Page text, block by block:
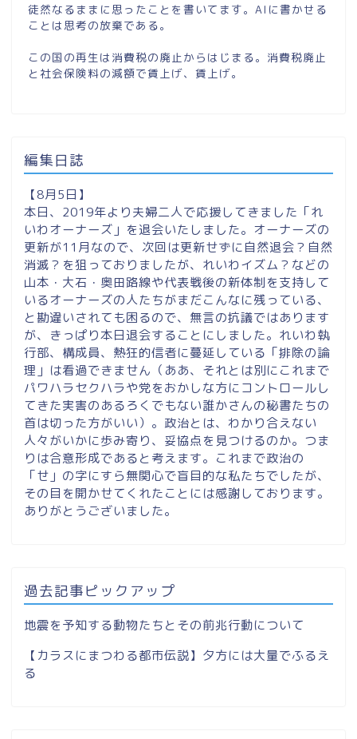
徒然なるままに思ったことを書いてます。AIに書かせる
ことは思考の放棄である。
この国の再生は消費税の廃止からはじまる。消費税廃止
と社会保険料の減額で賃上げ、賃上げ。
編集日誌
【8月5日】
本日、2019年より夫婦二人で応援してきました「れ
いわオーナーズ」を退会いたしました。オーナーズの
更新が11月なので、次回は更新せずに自然退会？自然
消滅？を狙っておりましたが、れいわイズム？などの
山本・大石・奥田路線や代表戦後の新体制を支持して
いるオーナーズの人たちがまだこんなに残っている、
と勘違いされても困るので、無言の抗議ではあります
が、きっぱり本日退会することにしました。れいわ執
行部、構成員、熱狂的信者に蔓延している「排除の論
理」は看過できません（ああ、それとは別にこれまで
パワハラセクハラや党をおかしな方にコントロールし
てきた実害のあるろくでもない誰かさんの秘書たちの
首は切った方がいい）。政治とは、わかり合えない
人々がいかに歩み寄り、妥協点を見つけるのか。つま
りは合意形成であると考えます。これまで政治の
「せ」の字にすら無関心で盲目的な私たちでしたが、
その目を開かせてくれたことには感謝しております。
ありがとうございました。
過去記事ピックアップ
地震を予知する動物たちとその前兆行動について
【カラスにまつわる都市伝説】夕方には大量でふるえ
る